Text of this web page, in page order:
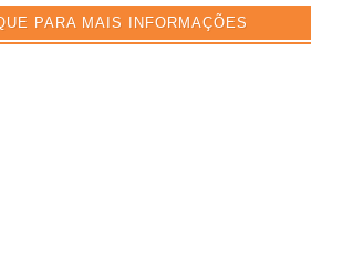
PARA MAIS INFORMAÇÕES